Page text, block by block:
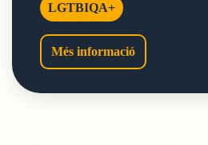
LGTBIQA+
Més informacióLGTBIQA+